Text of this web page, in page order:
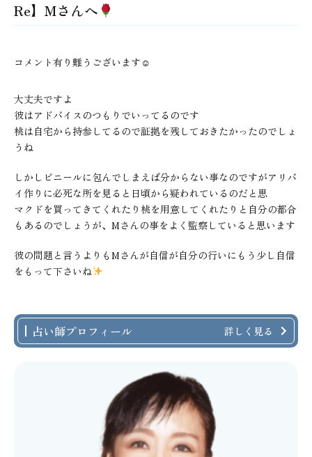
Re】Mさんへ
コメント有り難うございます☺
大丈夫ですよ
彼はアドバイスのつもりでいってるのです
桃は自宅から持参してるので証拠を残しておきたかったのでしょ
うね
しかしビニールに包んでしまえば分からない事なのですがアリバ
イ作りに必死な所を見ると日頃から疑われているのだと思
マクドを買ってきてくれたり桃を用意してくれたりと自分の都合
もあるのでしょうが、Mさんの事をよく監察していると思います
彼の問題と言うよりもMさんが自信が自分の行いにもう少し自信
をもって下さいね
占い師プロフィール 詳しく見る